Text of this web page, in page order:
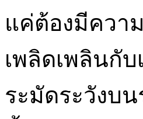
แค่ต้องมีควา
เพลิดเพลินกั
ระมัดระวังบ